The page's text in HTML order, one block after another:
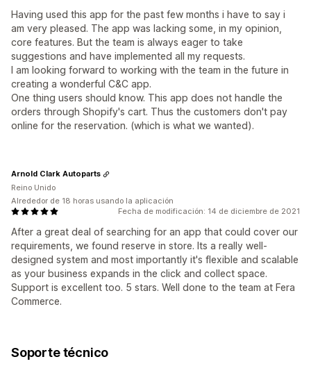
Having used this app for the past few months i have to say i
am very pleased. The app was lacking some, in my opinion,
core features. But the team is always eager to take
suggestions and have implemented all my requests.
I am looking forward to working with the team in the future in
creating a wonderful C&C app.
One thing users should know. This app does not handle the
orders through Shopify's cart. Thus the customers don't pay
online for the reservation. (which is what we wanted).
Fecha de modificación: 14 de diciembre de 2021
After a great deal of searching for an app that could cover our
requirements, we found reserve in store. Its a really well-
designed system and most importantly it's flexible and scalable
as your business expands in the click and collect space.
Support is excellent too. 5 stars. Well done to the team at Fera
Commerce.
Arnold Clark Autoparts
Reino Unido
Alrededor de 18 horas usando la aplicación
Soporte técnico